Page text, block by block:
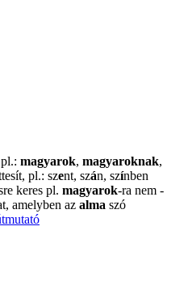
magyarok, magyaroknak,
pl.: szent, szán, színben
keres pl. magyarok-ra nem -
amelyben az alma szó